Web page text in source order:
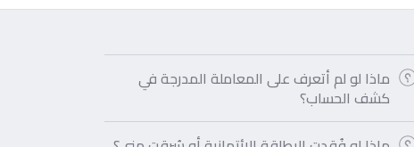
ماذا لو لم أتعرف على المعاملة المدرجة في
كشف الحساب؟